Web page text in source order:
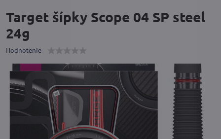
Target šípky Scope 04 SP steel
24g
Hodnotenie